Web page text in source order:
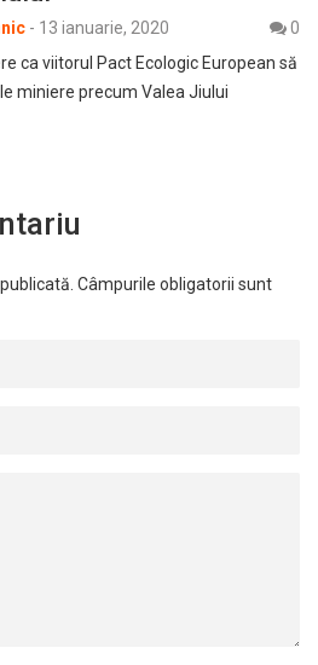
- 13 ianuarie, 2020
0
ca viitorul Pact Ecologic European să
miniere precum Valea Jiului
Câmpurile obligatorii sunt